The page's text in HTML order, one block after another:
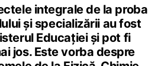
integrale de la proba
și specializării au fost
Educației și pot fi
jos. Este vorba despre